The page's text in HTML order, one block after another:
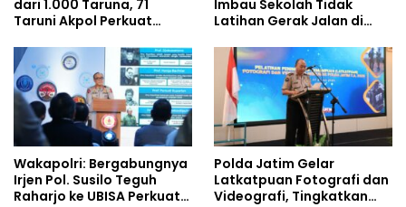
dari 1.000 Taruna, 71
Taruni Akpol Perkuat
Siswa Sekolah Rakyat
Imbau Sekolah Tidak
Latihan Gerak Jalan di
Wakapolri: Bergabungnya
Irjen Pol. Susilo Teguh
Raharjo ke UBISA Perkuat
Polda Jatim Gelar
Latkatpuan Fotografi dan
Videografi, Tingkatkan